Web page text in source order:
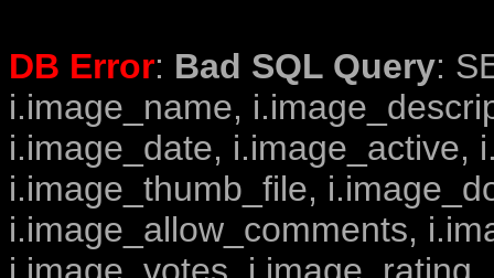
DB Error: Bad SQL Query:
i.image_name,
i.image_date, i.image_active,
i.image_thumb_file,
i.image_allow_comments,